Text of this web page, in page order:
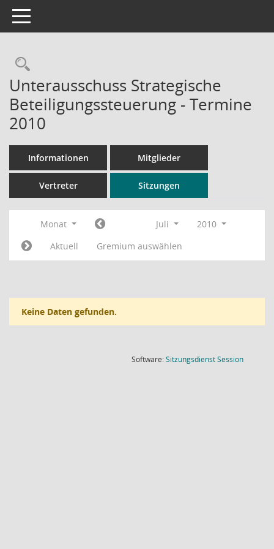
Toggle navigation
Rechercheauswahl
Unterausschuss Strategische
Beteiligungssteuerung - Termine
2010
Informationen Mitglieder
Vertreter Sitzungen
Monat Juli
2010
Aktuell
Gremium auswählen
Keine Daten gefunden.
Software:SitzungsdienstSession(Wird in